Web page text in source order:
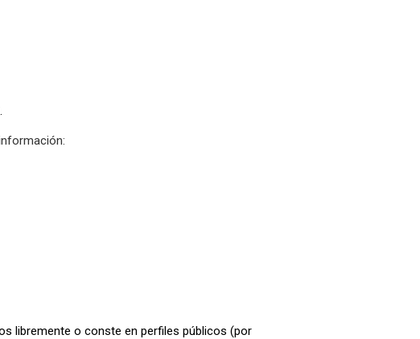
libremente o conste en perfiles públicos (por